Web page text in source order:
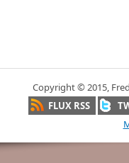
Copyright © 2015, Fred
FLUX RSS